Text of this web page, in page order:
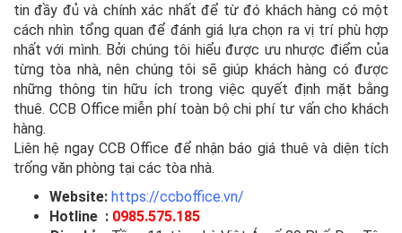
tin đầy đủ và chính xác nhất để từ đó khách hàng có một
cách nhìn tổng quan để đánh giá lựa chọn ra vị trí phù hợp
nhất với mình. Bởi chúng tôi hiểu được ưu nhược điểm của
từng tòa nhà, nên chúng tôi sẽ giúp khách hàng có được
những thông tin hữu ích trong việc quyết định mặt bằng
thuê. CCB Office miễn phí toàn bộ chi phí tư vấn cho khách
hàng.
Liên hệ ngay CCB Office để nhận báo giá thuê và diện tích
trống văn phòng tại các tòa nhà.
Website: https://ccboffice.vn/
Hotline : 0985.575.185